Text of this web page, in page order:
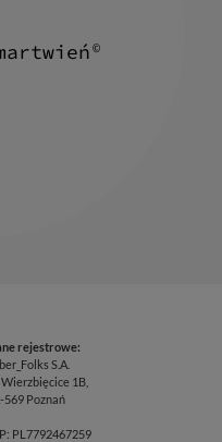
©
rejestrowe:
S.A.
1B,
569 Poznań
PL7792467259